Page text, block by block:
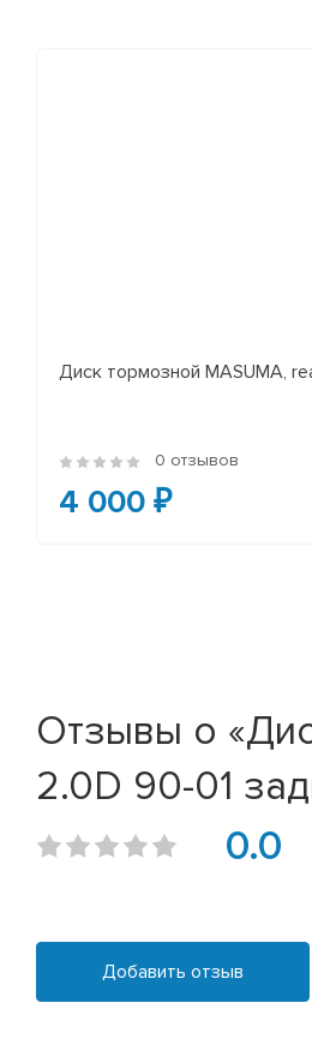
Диск тормозной MASUMA,
0 отзывов
4 000 ₽
Отзывы о
2.0D 90-01
0.0
Добавить отзыв